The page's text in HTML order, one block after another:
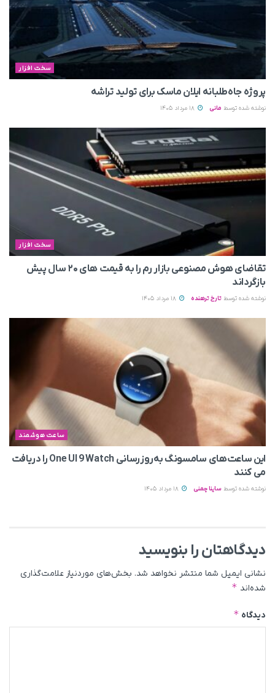
سخت افزار
پروژه جاه‌طلبانه ایلان ماسک برای تولید تراشه
نوشته شده توسط مانی
سخت افزار
تقاضای هوش مصنوعی بازار رم را به قیمت های ۲۰ سال پیش
بازگرداند
نوشته شده توسط تارخ ترهنده
ساعت هوشمند
این ساعت‌های سامسونگ به‌روزرسانی One UI 9 Watch را دریافت
می کنند
نوشته شده توسط ساینا چمنی
دیدگاهتان را بنویسید
نشانی ایمیل شما منتشر نخواهد شد. بخش‌های موردنیاز علامت‌گذاری
شده‌اند *
دیدگاه *